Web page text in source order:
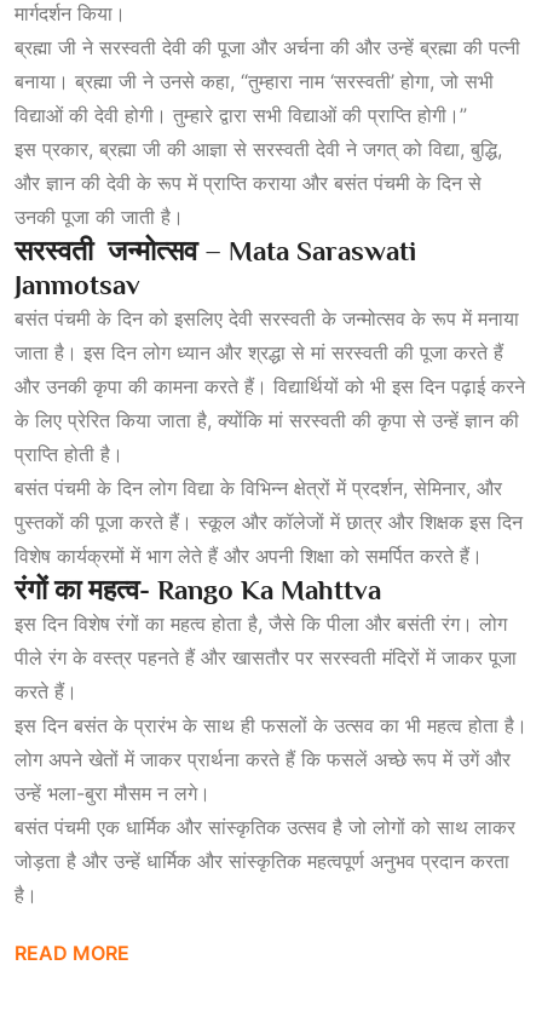
मार्गदर्शन किया।
ब्रह्मा जी ने सरस्वती देवी की पूजा और अर्चना की और उन्हें ब्रह्मा की पत्नी
बनाया। ब्रह्मा जी ने उनसे कहा, “तुम्हारा नाम ‘सरस्वती’ होगा, जो सभी
विद्याओं की देवी होगी। तुम्हारे द्वारा सभी विद्याओं की प्राप्ति होगी।”
इस प्रकार, ब्रह्मा जी की आज्ञा से सरस्वती देवी ने जगत् को विद्या, बुद्धि,
और ज्ञान की देवी के रूप में प्राप्ति कराया और बसंत पंचमी के दिन से
उनकी पूजा की जाती है।
सरस्वतीजन्मोत्सव – Mata Saraswati
Janmotsav
बसंत पंचमी के दिन को इसलिए देवी सरस्वती के जन्मोत्सव के रूप में मनाया
जाता है। इस दिन लोग ध्यान और श्रद्धा से मां सरस्वती की पूजा करते हैं
और उनकी कृपा की कामना करते हैं। विद्यार्थियों को भी इस दिन पढ़ाई करने
के लिए प्रेरित किया जाता है, क्योंकि मां सरस्वती की कृपा से उन्हें ज्ञान की
प्राप्ति होती है।
बसंत पंचमी के दिन लोग विद्या के विभिन्न क्षेत्रों में प्रदर्शन, सेमिनार, और
पुस्तकों की पूजा करते हैं। स्कूल और कॉलेजों में छात्र और शिक्षक इस दिन
विशेष कार्यक्रमों में भाग लेते हैं और अपनी शिक्षा को समर्पित करते हैं।
रंगोंकामहत्व- Rango Ka Mahttva
इस दिन विशेष रंगों का महत्व होता है, जैसे कि पीला और बसंती रंग। लोग
पीले रंग के वस्त्र पहनते हैं और खासतौर पर सरस्वती मंदिरों में जाकर पूजा
करते हैं।
इस दिन बसंत के प्रारंभ के साथ ही फसलों के उत्सव का भी महत्व होता है।
लोग अपने खेतों में जाकर प्रार्थना करते हैं कि फसलें अच्छे रूप में उगें और
उन्हें भला-बुरा मौसम न लगे।
बसंत पंचमी एक धार्मिक और सांस्कृतिक उत्सव है जो लोगों को साथ लाकर
जोड़ता है और उन्हें धार्मिक और सांस्कृतिक महत्वपूर्ण अनुभव प्रदान करता
है।
READ MORE